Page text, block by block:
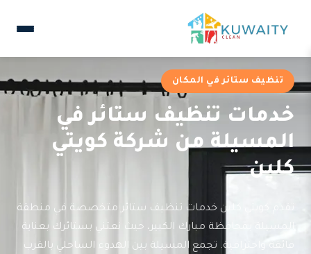
تنظيف ستائر في المكان
خدمات تنظيف ستائر في
المسيلة من شركة كويتي
كلين
تقدم كويتي كلين خدمات تنظيف ستائر متخصصة في منطقة
المسيلة بمحافظة مبارك الكبير، حيث نعتني بستائرك بعناية
فائقة واحترافية. تجمع المسيلة بين الهدوء الساحلي بالقرب